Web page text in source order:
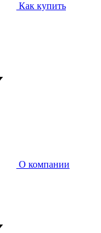
Как купить
О компании